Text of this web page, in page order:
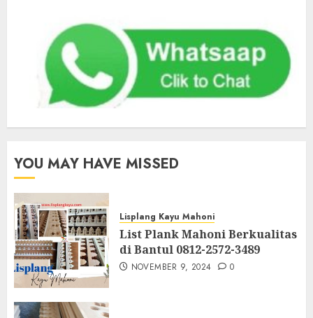
YOU MAY HAVE MISSED
Lisplang Kayu Mahoni
List Plank Mahoni Berkualitas
di Bantul 0812-2572-3489
NOVEMBER 9, 2024 0